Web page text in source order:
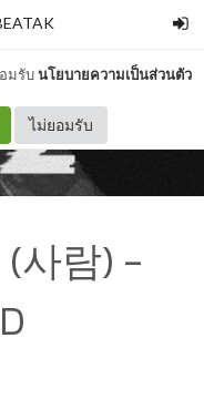
มรับนโยบายความเป็นส่วนตัว
ไม่ยอมรับ
사람) -